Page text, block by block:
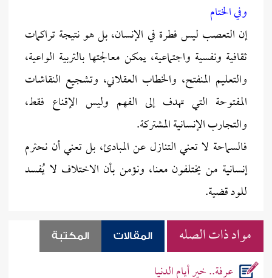
وفي الختام
إن التعصب ليس فطرة في الإنسان، بل هو نتيجة تراكمات
ثقافية ونفسية واجتماعية، يمكن معالجتها بالتربية الواعية،
والتعليم المنفتح، والخطاب العقلاني، وتشجيع النقاشات
المفتوحة التي تهدف إلى الفهم وليس الإقناع فقط،
والتجارب الإنسانية المشتركة.
فالسماحة لا تعني التنازل عن المبادئ، بل تعني أن نحترم
إنسانية من يختلفون معنا، ونؤمن بأن الاختلاف لا يُفسد
للود قضية.
مواد ذات الصله المقالات المكتبة
عرفة.. خير أيام الدنيا